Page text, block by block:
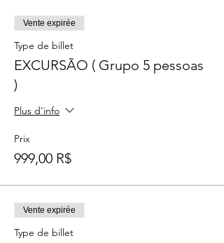
Vente expirée
Type de billet
EXCURSÃO ( Grupo 5 pessoas
)
Plus d'info
Prix
999,00 R$
Vente expirée
Type de billet